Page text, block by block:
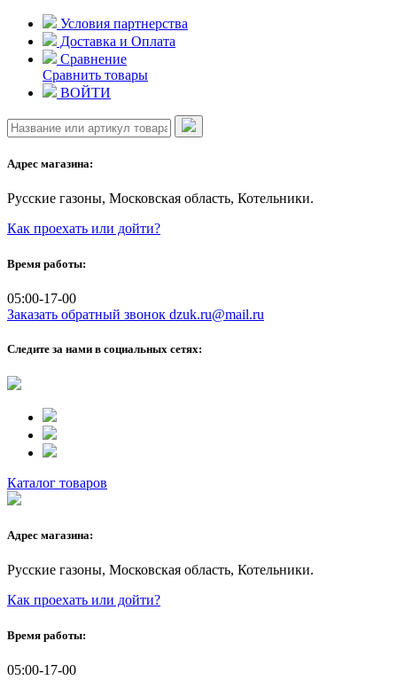
Skip
content
Условия партнерства
Доставка и Оплата
Сравнение
Сравнить товары
ВОЙТИ
Адрес магазина:
Русские газоны, Московская область, Котельники.
Как проехать или дойти?
Время работы:
05:00-17-00
Заказать обратный звонок dzuk.ru@mail.ru
Следите за нами в социальных сетях:
Каталог товаров
Адрес магазина:
Русские газоны, Московская область, Котельники.
Как проехать или дойти?
Время работы:
05:00-17-00